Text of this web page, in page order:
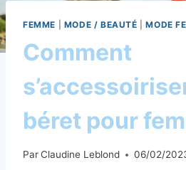
FEMME MODE / BEAUTÉ |MODE
Comment
béret pour
ParClaudine Leblond 06/02/